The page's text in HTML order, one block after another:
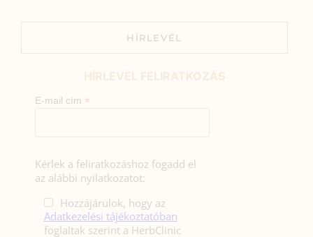
HÍRLEVÉL
E-mail cím *
Kérlek a feliratkozáshoz fogadd el
az alábbi nyilatkozatot:
Hozzájárulok, hogy az
Adatkezelési tájékoztatóban
foglaltak szerint a HerbClinic